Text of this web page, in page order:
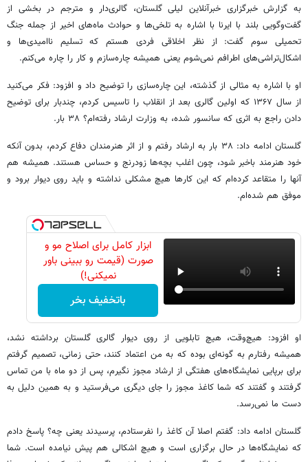
به گزارش خبرگزاری خبرآنلاین لیلی گلستان، گالری‌دار و مترجم در بخشی از
گفت‌وگویی بلند با ایرنا با اشاره به تلخی‌ها و حوادث ماه‌های اخیر از جمله جنگ
تحمیلی سوم گفت: از نظر اخلاقی فردی هستم که تسلیم ناامیدی‌ها و
اشکال‌تراشی‌های اطرافم نمی‌شوم یعنی همیشه چاره‌سازم و کار را چاره می‌کنم.
او با اشاره به مثالی از گذشته، این چاره‌سازی را توضیح داد و افزود: فکر می‌کنید
از سال ۱۳۶۷ که اولین گالری بعد از انقلاب را تاسیس کردم، چندبار برای توضیح
دادن راجع به اثری که سانسور شده، به وزارت ارشاد رفته‌ام؟ ۳۸ بار.
گلستان ادامه داد: ۳۸ بار به ارشاد رفتم و از اثر هنرمندان دفاع کردم، بدون آنکه
خود هنرمند باخبر شود، چون اغلب بچه‌ها زودرنج و حساس هستند. همیشه هم
آنها را متقاعد کرده‌ام که این کارها هیچ مشکلی نداشته و باید روی دیوار برود و
موفق هم شده‌ام.
ابزار کامل برای اصلاح مو و
صورت (قیمت رو ببینی باور
نمیکنی!)
باتخفیف بخر
او افزود: هیچ‌وقت، هیچ تابلویی از روی دیوار گالری گلستان برداشته نشد،
همیشه رفتارم به گونه‌ای بوده که به من اعتماد کنند، حتی زمانی، تصمیم گرفتم
برای برپایی نمایشگاه‌های هفتگی از ارشاد مجوز نگیرم، پس از دو ماه با من تماس
گرفتند و گفتند که شما کاغذ مجوز را جای دیگری می‌فرستید و به همین دلیل به
دست ما نمی‌رسد.
گلستان ادامه داد: گفتم اصلا آن کاغذ را نفرستادم، پرسیدند یعنی چه؟ پاسخ دادم
که نمایشگاه‌ها در حال برگزاری است و هیچ اشکالی هم پیش نیامده است. شما